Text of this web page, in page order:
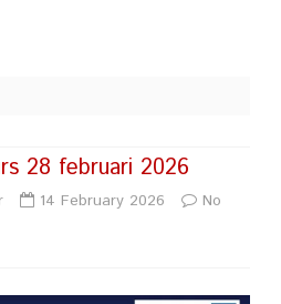
28 februari 2026
14 February 2026
No